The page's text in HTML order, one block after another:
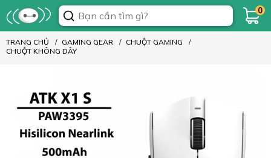
0
TRANG CHỦ GAMING GEAR
CHUỘT GAMING
CHUỘT KHÔNG DÂY